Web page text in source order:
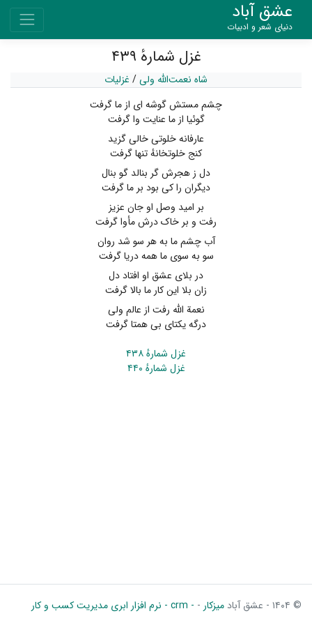
عشق آباد
دنیای شعر و ادبیات
غزل شمارهٔ ۴۳۹
شاه نعمت‌الله ولی/ غزلیات
چشم مستش گوشه ای از ما گرفت
گوئیا از ما عنایت وا گرفت
عارفانه خلوتی خالی گزید
کنج خلوتخانهٔ تنها گرفت
دل ز هجرش گر بنالد گو بنال
دیگران را کی بود بر ما گرفت
بر امید وصل او جان عزیز
رفت و بر خاک درش مأوا گرفت
آب چشم ما به هر سو شد روان
سو به سوی ما همه دریا گرفت
در بلای عشق او افتاد دل
زان بلا این کار ما بالا گرفت
نعمة الله رفت از عالم ولی
درگه یکتای بی همتا گرفت
غزل شمارهٔ ۴۳۸
غزل شمارهٔ ۴۴۰
© ۱۴۰۴ - عشق آباد میزکار - - crm - نرم افزار ابری مدیریت کسب و کار